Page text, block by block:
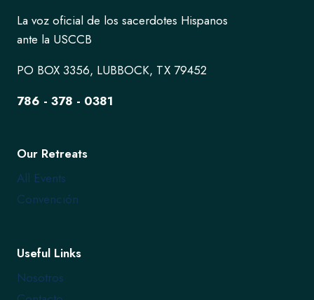
La voz oficial de los sacerdotes Hispanos
ante la USCCB
PO BOX 3356, LUBBOCK, TX 79452
786 - 378 - 0381
Our Retreats
All Events
Convención
Useful Links
Nosotros